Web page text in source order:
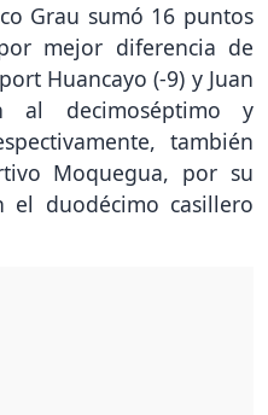
Grau sumó 16 puntos
mejor diferencia de
Huancayo (-9) y Juan
al decimoséptimo y
también
Moquegua, por su
el duodécimo casillero